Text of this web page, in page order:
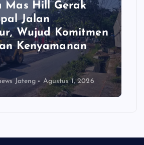
Mas Hill Gerak
Jalan
Wujud Komitmen
Kenyamanan
Jateng Agustus 1, 2026